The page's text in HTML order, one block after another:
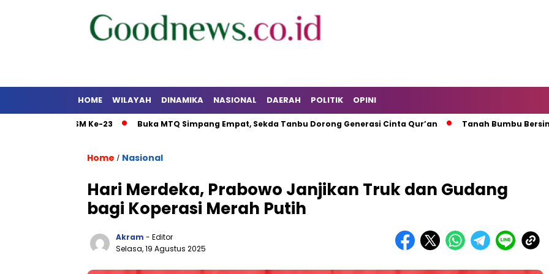
HOME WILAYAH DINAMIKA NASIONAL DAERAH POLITIK OPINI
Sosial PSM Ke-23 Buka MTQ Simpang Empat, Sekda Tanbu Dorong Generasi Cinta Qur’an Tanah Bumbu Bersinergi
Home / Nasional
Hari Merdeka, Prabowo Janjikan Truk dan Gudang
bagi Koperasi Merah Putih
Akram - Editor
Selasa, 19 Agustus 2025